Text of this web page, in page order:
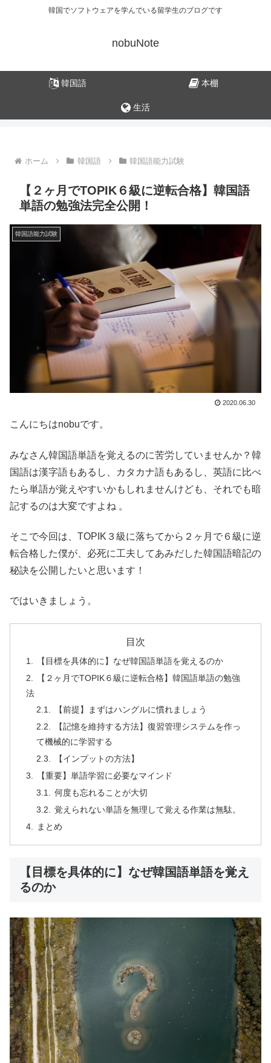
韓国でソフトウェアを学んでいる留学生のブログです
nobuNote
韓国語 本棚
生活
ホーム 韓国語 韓国語能力試験
【２ヶ月でTOPIK６級に逆転合格】韓国語
単語の勉強法完全公開！
韓国語能力試験
2020.06.30
こんにちはnobuです。
みなさん韓国語単語を覚えるのに苦労していませんか？韓
国語は漢字語もあるし、カタカナ語もあるし、英語に比べ
たら単語が覚えやすいかもしれませんけども、それでも暗
記するのは大変ですよね 。
そこで今回は、TOPIK３級に落ちてから２ヶ月で６級に逆
転合格した僕が、必死に工夫してあみだした韓国語暗記の
秘訣を公開したいと思います！
ではいきましょう。
目次
【目標を具体的に】なぜ韓国語単語を覚えるのか
【２ヶ月でTOPIK６級に逆転合格】韓国語単語の勉強
法
【前提】まずはハングルに慣れましょう
【記憶を維持する方法】復習管理システムを作っ
て機械的に学習する
【インプットの方法】
【重要】単語学習に必要なマインド
何度も忘れることが大切
覚えられない単語を無理して覚える作業は無駄。
まとめ
【目標を具体的に】なぜ韓国語単語を覚え
るのか